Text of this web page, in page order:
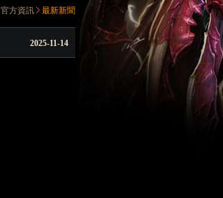
官方資訊 最新新聞
2025-11-14